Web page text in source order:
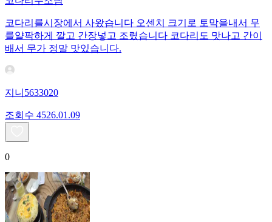
코다리를시장에서 사왔습니다 오센치 크기로 토막을내서 무
를얄팍하게 깔고 간장넣고 조렸습니다 코다리도 맛나고 간이
배서 무가 정말 맛있습니다.
지니5633020
조회수 4526.01.09
0